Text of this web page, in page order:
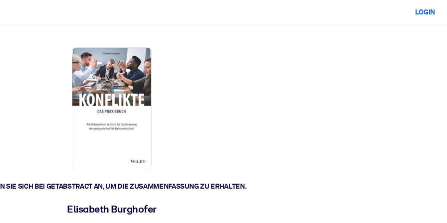
zu lösen und schneller zu handeln.
LOGIN
SIE SICH BEI GETABSTRACT AN, UM DIE ZUSAMMENFASSUNG ZU ERHALTEN.
Elisabeth Burghofer